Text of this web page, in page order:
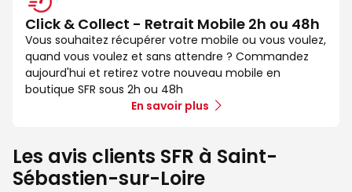
Click & Collect - Retrait Mobile 2h ou 48h
Vous souhaitez récupérer votre mobile ou vous voulez,
quand vous voulez et sans attendre ? Commandez
aujourd'hui et retirez votre nouveau mobile en
boutique SFR sous 2h ou 48h
En savoir plus
Les avis clients SFR à Saint-
Sébastien-sur-Loire